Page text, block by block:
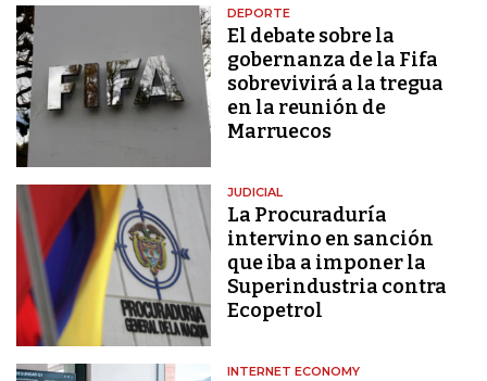
DEPORTE
El debate sobre la
gobernanza de la Fifa
sobrevivirá a la tregua
en la reunión de
Marruecos
JUDICIAL
La Procuraduría
intervino en sanción
que iba a imponer la
Superindustria contra
Ecopetrol
INTERNET ECONOMY